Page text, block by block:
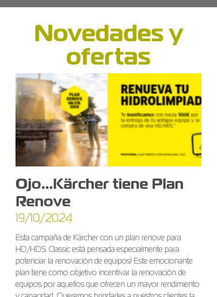
Novedades y
ofertas
Ojo…Kärcher tiene Plan
Renove
19/10/2024
Esta campaña de Kärcher con un plan renove para
HD/HDS Classic está pensada especialmente para
potenciar la renovación de equipos! Este emocionante
plan tiene como objetivo incentivar la renovación de
equipos por aquellos que ofrecen un mayor rendimiento